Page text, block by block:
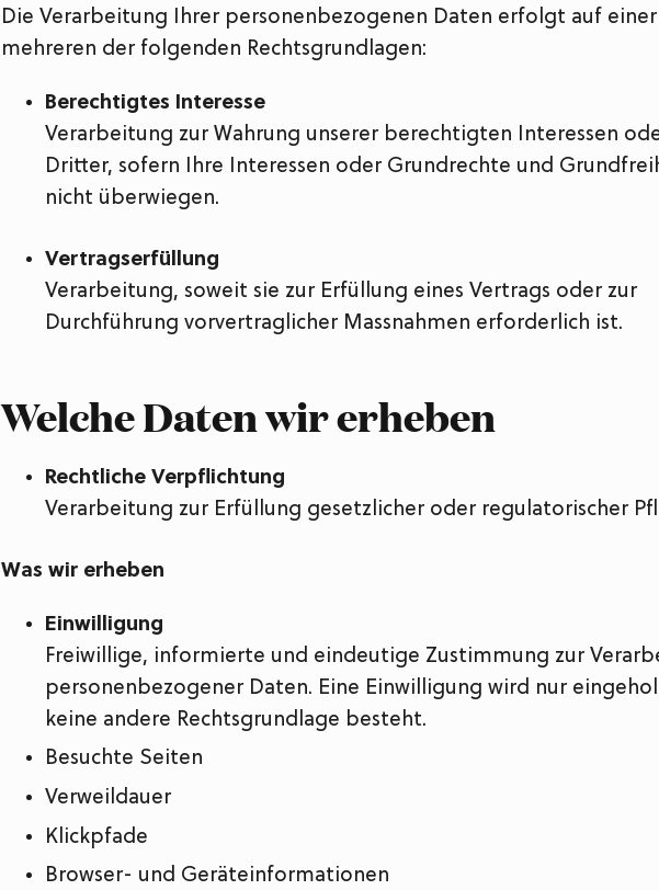
Die Verarbeitung Ihrer personenbezogenen Daten erfolgt auf
mehreren der folgenden Rechtsgrundlagen:
Berechtigtes Interesse
Verarbeitung zur Wahrung unserer berechtigten Interessen
Dritter, sofern Ihre Interessen oder Grundrechte und
nicht überwiegen.
Vertragserfüllung
Verarbeitung, soweit sie zur Erfüllung eines Vertrags oder zur
Durchführung vorvertraglicher Massnahmen erforderlich ist.
Welche Daten wir erheben
Rechtliche Verpflichtung
Verarbeitung zur Erfüllung gesetzlicher oder regulatorischer
Was wir erheben
Einwilligung
Freiwillige, informierte und eindeutige Zustimmung zur
personenbezogener Daten. Eine Einwilligung wird nur
keine andere Rechtsgrundlage besteht.
Besuchte Seiten
Verweildauer
Klickpfade
Browser- und Geräteinformationen